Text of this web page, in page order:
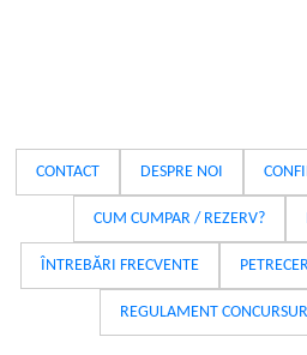
CONTACT DESPRE NOI
CUM CUMPAR / REZERV?
ÎNTREBĂRI FRECVENTE
REGULAMENT